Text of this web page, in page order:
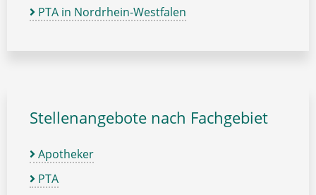
PTA in Nordrhein-Westfalen
Stellenangebote nach Fachgebiet
Apotheker
PTA